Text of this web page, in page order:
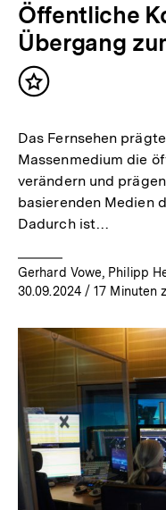
Öffentliche
Übergang
Inhalt
Das Fernsehen
Massenmedium die
verändern und
basierenden Medien
Dadurch ist…
Gerhard Vowe, Philipp
30.09.2024/ 17 Minuten